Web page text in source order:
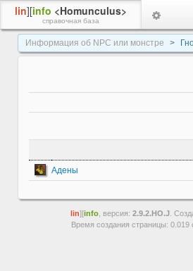
lin][info <Homunculus>
справочная база
Информация об NPC или монстре
Адены
lin][info , версия: 2.9.2.HO.J .
Время создания страницы: 0.019